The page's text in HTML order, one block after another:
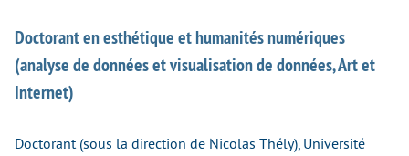
Doctorant en esthétique et humanités numériques
(analyse de données et visualisation de données, Art et
Internet)
Doctorant (sous la direction de Nicolas Thély), Université